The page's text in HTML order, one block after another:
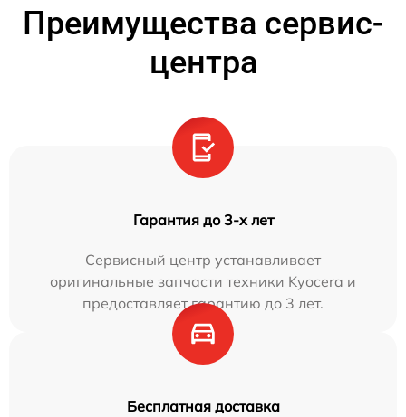
Преимущества сервис-
центра
Гарантия до 3-х лет
Сервисный центр устанавливает
оригинальные запчасти техники Kyocera и
предоставляет гарантию до 3 лет.
Бесплатная доставка